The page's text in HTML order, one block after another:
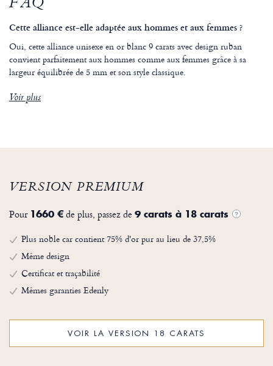
Cette alliance est-elle adaptée aux hommes et aux femmes ?
Oui, cette alliance unisexe en or blanc 9 carats avec design ruban
convient parfaitement aux hommes comme aux femmes grâce à sa
largeur équilibrée de 5 mm et son style classique.
Voir plus
VERSION PREMIUM
Pour 1660 €de plus, passez de 9 carats à 18 carats ?
Plus noble car contient 75% d'or pur au lieu de 37,5%
Même design
Certificat et traçabilité
Mêmes garanties Edenly
VOIR LA VERSION 18 CARATS